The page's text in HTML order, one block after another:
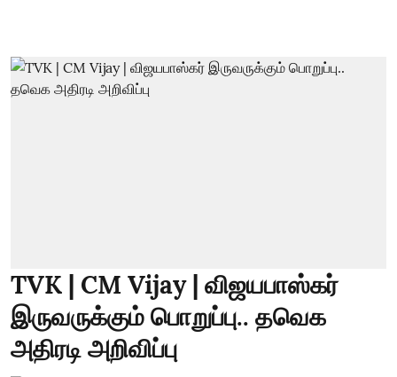
TVK | CM Vijay | விஜயபாஸ்கர்
இருவருக்கும் பொறுப்பு.. தவெக
அதிரடி அறிவிப்பு